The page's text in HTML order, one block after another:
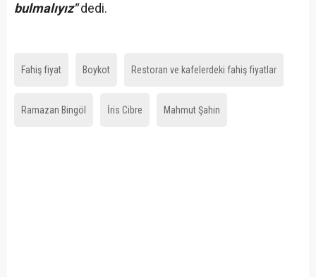
bulmalıyız"dedi.
Fahiş fiyat Boykot Restoran ve kafelerdeki fahiş fiyatlar
Ramazan Bingöl İris Cibre Mahmut Şahin